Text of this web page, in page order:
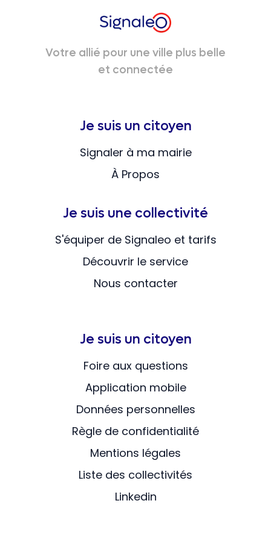
Votre allié pour une ville plus belle
et connectée
Je suis un citoyen
Signaler à ma mairie
À Propos
Je suis une collectivité
S'équiper de Signaleo et tarifs
Découvrir le service
Nous contacter
Je suis un citoyen
Foire aux questions
Application mobile
Données personnelles
Règle de confidentialité
Mentions légales
Liste des collectivités
Linkedin